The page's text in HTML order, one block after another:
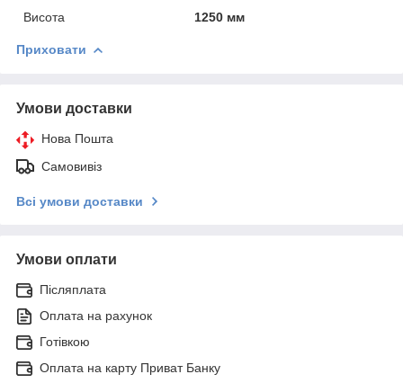
Висота
1250 мм
Приховати
Умови доставки
Нова Пошта
Самовивіз
Всі умови доставки
Умови оплати
Післяплата
Оплата на рахунок
Готівкою
Оплата на карту Приват Банку